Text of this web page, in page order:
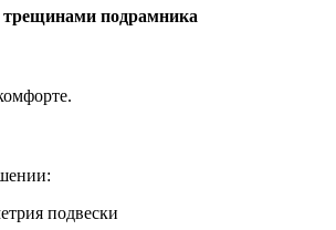
подрамника
подвески